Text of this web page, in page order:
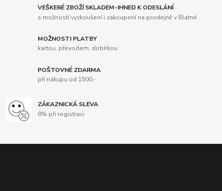
VEŠKERÉ ZBOŽÍ SKLADEM-IHNED K ODESLÁNÍ
s možností vyzkoušení i zakoupení na prodejně v Blatné
MOŽNOSTI PLATBY
kartou, převodem, dobírkou
POŠTOVNÉ ZDARMA
při nákupu od 1500,-
ZÁKAZNICKÁ SLEVA
8% při registraci